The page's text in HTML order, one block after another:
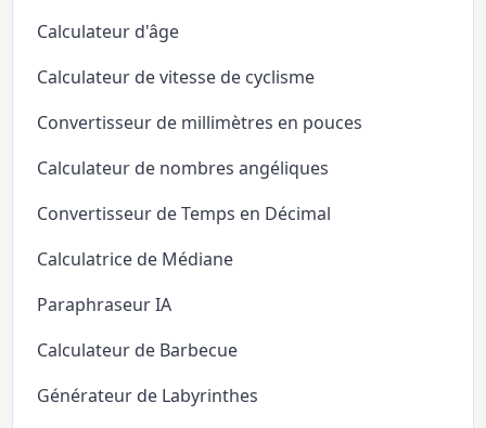
Calculateur d'âge
Calculateur de vitesse de cyclisme
Convertisseur de millimètres en pouces
Calculateur de nombres angéliques
Convertisseur de Temps en Décimal
Calculatrice de Médiane
Paraphraseur IA
Calculateur de Barbecue
Générateur de Labyrinthes